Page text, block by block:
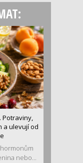
Potraviny,
a ulevují od
nebo...